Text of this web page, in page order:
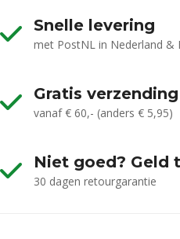
Snelle levering
met PostNL in Nederland &
Gratis verzending
vanaf € 60,- (anders € 5,95)
Niet goed? Geld
30 dagen retourgarantie